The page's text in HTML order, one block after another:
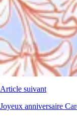
Article suivant
Joyeux anniversaire